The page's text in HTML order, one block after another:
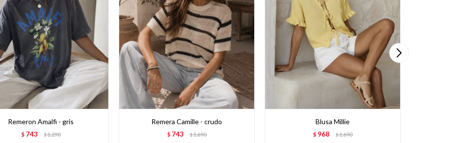
Remeron Amalfi - gris
$ 743 $1.290
Remera Camille - crudo
$ 743 $1.690
Blusa Millie
$ 968 $1.690